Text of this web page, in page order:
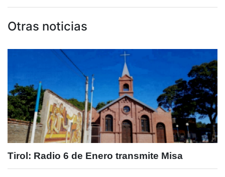
Otras noticias
Tirol: Radio 6 de Enero transmite Misa